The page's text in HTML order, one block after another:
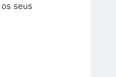
seus